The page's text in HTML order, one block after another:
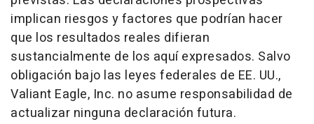
implican riesgos y factores que podrían hacer
que los resultados reales difieran
sustancialmente de los aquí expresados. Salvo
obligación bajo las leyes federales de EE. UU.,
Valiant Eagle, Inc. no asume responsabilidad de
actualizar ninguna declaración futura.